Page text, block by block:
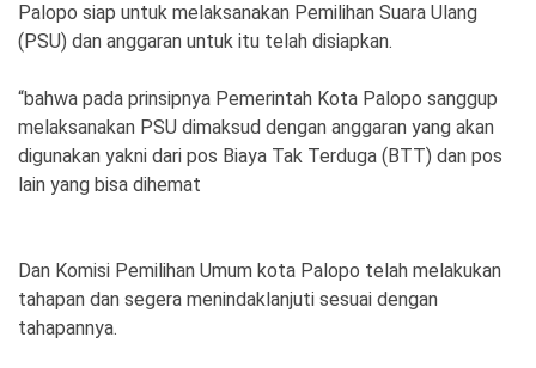
Palopo siap untuk melaksanakan Pemilihan Suara Ulang
(PSU) dan anggaran untuk itu telah disiapkan.
“bahwa pada prinsipnya Pemerintah Kota Palopo sanggup
melaksanakan PSU dimaksud dengan anggaran yang akan
digunakan yakni dari pos Biaya Tak Terduga (BTT) dan pos
lain yang bisa dihemat
Dan Komisi Pemilihan Umum kota Palopo telah melakukan
tahapan dan segera menindaklanjuti sesuai dengan
tahapannya.